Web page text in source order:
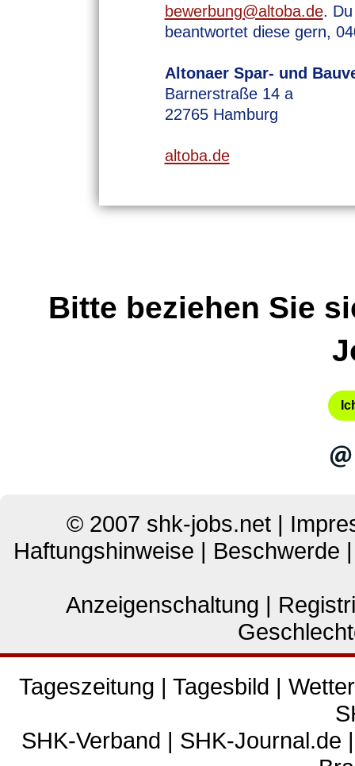
bewerbung@altoba.de.
beantwortet diese gern,
Altonaer Spar- und
Barnerstraße 14 a
22765 Hamburg
altoba.de
Bitte beziehen Sie
© 2007 shk-jobs.net |
Haftungshinweise | Beschwerde
Anzeigenschaltung |
Tageszeitung | Tagesbild | Wetter
SHK-Verband | SHK-Journal.de